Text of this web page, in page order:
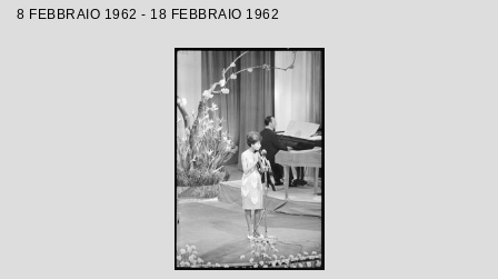
8 FEBBRAIO 1962 - 18 FEBBRAIO 1962